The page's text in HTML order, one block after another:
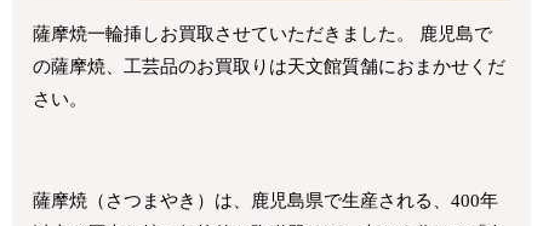
薩摩焼一輪挿しお買取させていただきました。 鹿児島で
の薩摩焼、工芸品のお買取りは天文館質舗におまかせくだ
さい。
薩摩焼（さつまやき）は、鹿児島県で生産される、400年